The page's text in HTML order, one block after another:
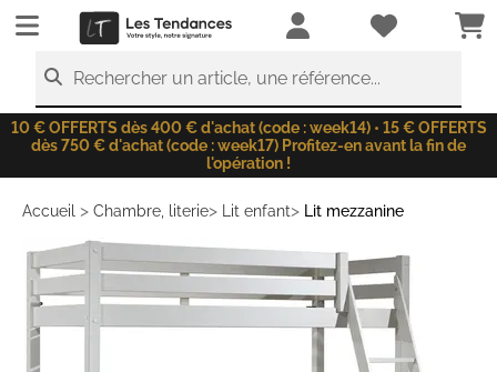
LesTendances.fr
Rechercher un article, une référence...
10 € OFFERTS dès 400 € d'achat (code : week14) • 15 € OFFERTS
dès 750 € d'achat (code : week17) Profitez-en avant la fin de
l'opération !
Accueil > Chambre, literie> Lit enfant> Lit mezzanine